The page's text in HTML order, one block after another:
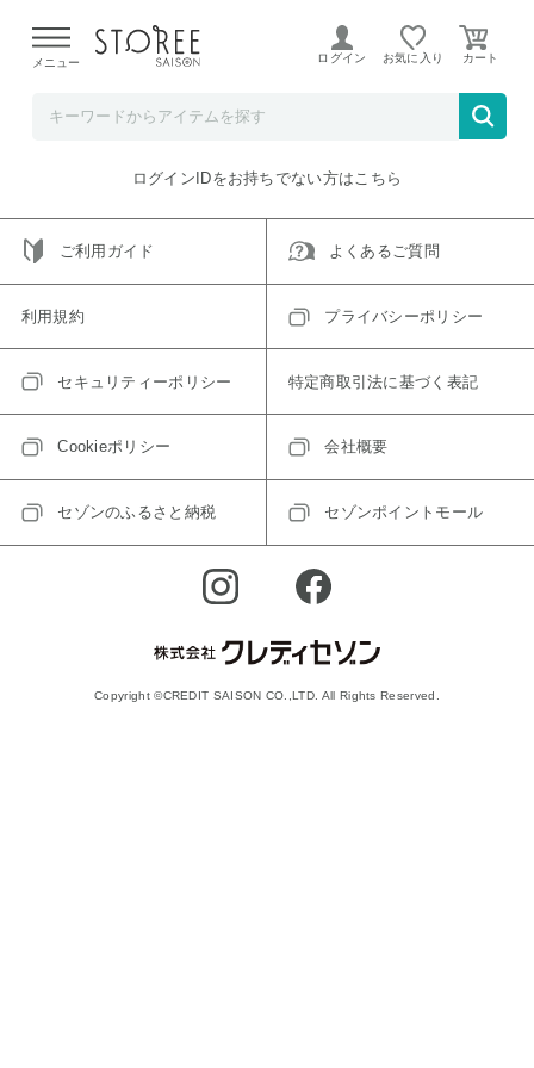
よる配送遅延が発生しております。
メニュー ログイン お気に入り
ご指定のアイテムは取り扱い終了、またはただいま取り扱い
トップへ戻る
ログインIDをお持ちでない方はこちら
ご利用ガイド よくあるご質問
利用規約 プライバシーポリシー
セキュリティーポリシー 特定商取引法に基づく表記
Cookieポリシー 会社概要
セゾンのふるさと納税 セゾンポイントモール
Copyright ©CREDIT SAISON CO.,LTD. All Rights Reserved.